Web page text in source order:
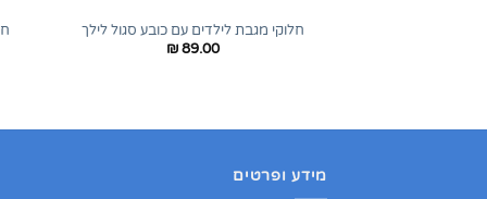
חלוקי מגבת לילדים עם כובע סגול לילך
₪89.00
מידע ופרטים